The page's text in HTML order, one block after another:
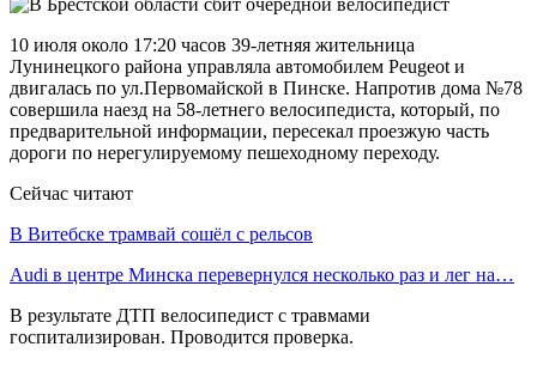
10 июля около 17:20 часов 39-летняя жительница
Лунинецкого района управляла автомобилем Peugeot и
двигалась по ул.Первомайской в Пинске. Напротив дома №78
совершила наезд на 58-летнего велосипедиста, который, по
предварительной информации, пересекал проезжую часть
дороги по нерегулируемому пешеходному переходу.
Сейчас читают
В Витебске трамвай сошёл с рельсов
Audi в центре Минска перевернулся несколько раз и лег на…
В результате ДТП велосипедист с травмами
госпитализирован. Проводится проверка.